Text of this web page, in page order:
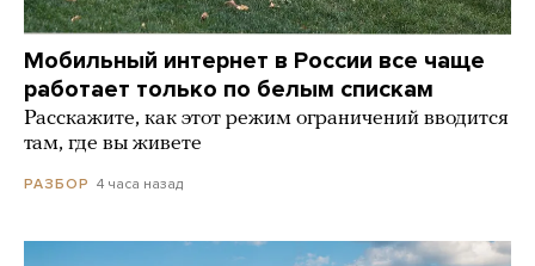
Мобильный интернет в России все чаще
работает только по белым спискам
Расскажите, как этот режим ограничений вводится
там, где вы живете
РАЗБОР 4 часа назад